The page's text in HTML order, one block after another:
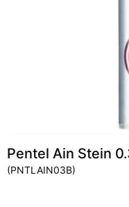
Pentel Ain Stein
(PNTLAIN03B)